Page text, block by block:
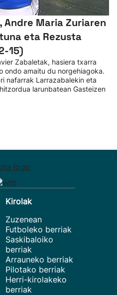
Maria Zuriaren
eta Rezusta
15)
Zabaletak, hasiera txarra
ondo amaitu du norgehiagoka.
nafarrak Larrazabalekin eta
larunbatean Gasteizen
Kirolak
Zuzenean
Futboleko berriak
Saskibaloiko
berriak
Arrauneko berriak
Pilotako berriak
Herri-kirolakeko
berriak